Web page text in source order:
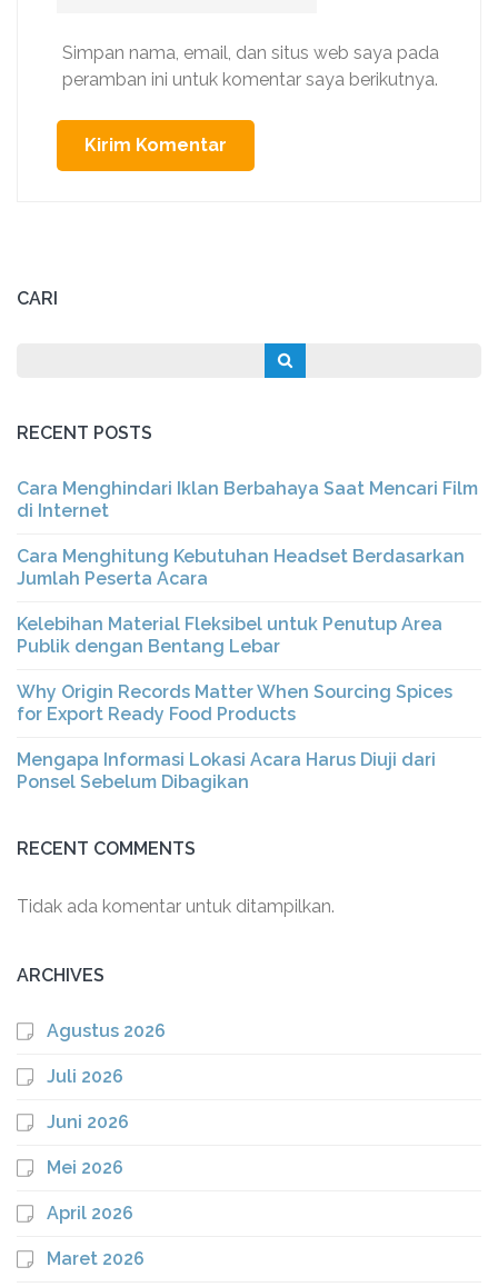
Simpan nama, email, dan situs web saya pada
peramban ini untuk komentar saya berikutnya.
CARI
RECENT POSTS
Cara Menghindari Iklan Berbahaya Saat Mencari Film
di Internet
Cara Menghitung Kebutuhan Headset Berdasarkan
Jumlah Peserta Acara
Kelebihan Material Fleksibel untuk Penutup Area
Publik dengan Bentang Lebar
Why Origin Records Matter When Sourcing Spices
for Export Ready Food Products
Mengapa Informasi Lokasi Acara Harus Diuji dari
Ponsel Sebelum Dibagikan
RECENT COMMENTS
Tidak ada komentar untuk ditampilkan.
ARCHIVES
Agustus 2026
Juli 2026
Juni 2026
Mei 2026
April 2026
Maret 2026